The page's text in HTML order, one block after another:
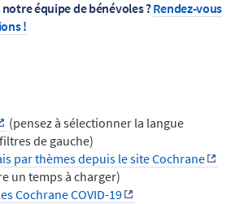
équipe de bénévoles ?Rendez-vous
!
(pensez à sélectionner la langue
de gauche)
par thèmes depuis le site Cochrane
un temps à charger)
Cochrane COVID-19